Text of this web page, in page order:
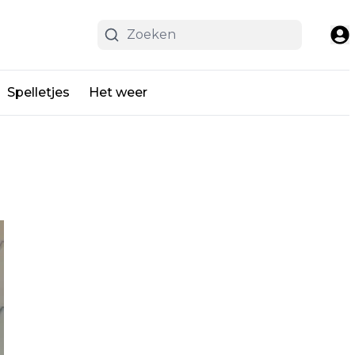
Spelletjes Het weer